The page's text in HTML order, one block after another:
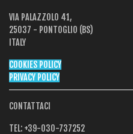
VIA PALAZZOLO 41,
25037 - PONTOGLIO (BS)
ITALY
COOKIES POLICY
PRIVACY POLICY
CONTATTACI
TEL: +39-030-737252